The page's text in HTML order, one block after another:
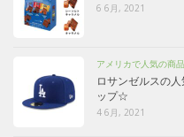
6 6月, 2021
アメリカで人気の商品
ロサンゼルスの
ップ☆
4 6月, 2021